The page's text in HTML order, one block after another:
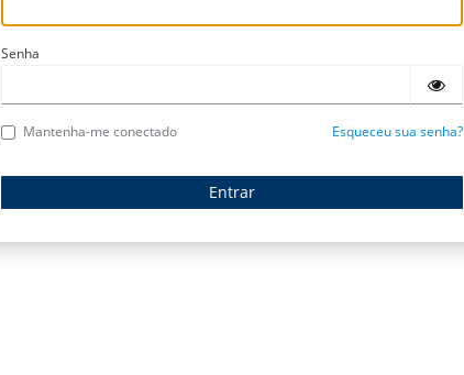
Senha
Mantenha-me conectado Esqueceu sua senha?